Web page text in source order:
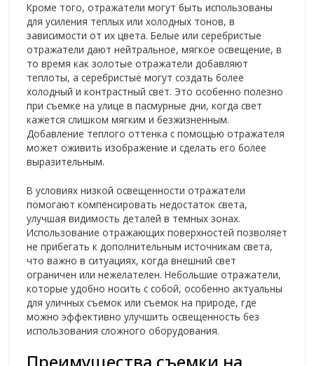
Кроме того, отражатели могут быть использованы
для усиления теплых или холодных тонов, в
зависимости от их цвета. Белые или серебристые
отражатели дают нейтральное, мягкое освещение, в
то время как золотые отражатели добавляют
теплоты, а серебристые могут создать более
холодный и контрастный свет. Это особенно полезно
при съемке на улице в пасмурные дни, когда свет
кажется слишком мягким и безжизненным.
Добавление теплого оттенка с помощью отражателя
может оживить изображение и сделать его более
выразительным.
В условиях низкой освещенности отражатели
помогают компенсировать недостаток света,
улучшая видимость деталей в темных зонах.
Использование отражающих поверхностей позволяет
не прибегать к дополнительным источникам света,
что важно в ситуациях, когда внешний свет
ограничен или нежелателен. Небольшие отражатели,
которые удобно носить с собой, особенно актуальны
для уличных съемок или съемок на природе, где
можно эффективно улучшить освещенность без
использования сложного оборудования.